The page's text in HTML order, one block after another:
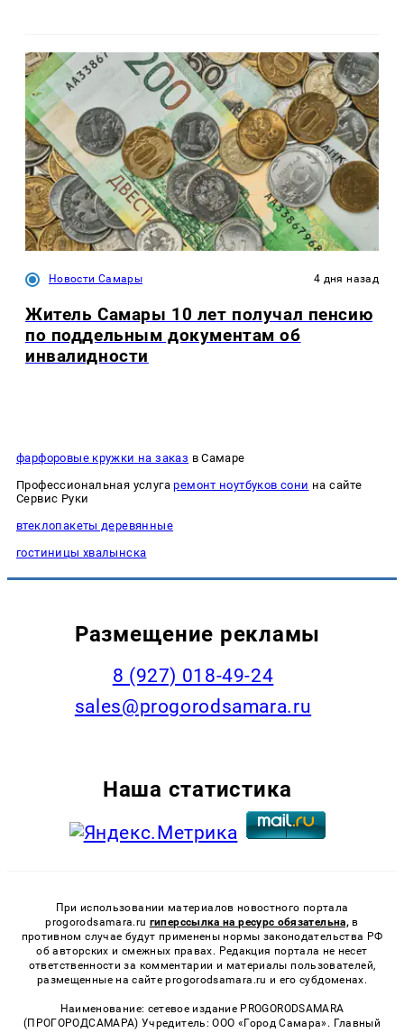
Новости Самары 4 дня назад
Житель Самары 10 лет получал пенсию
по поддельным документам об
инвалидности
фарфоровые кружки на заказ в Самаре
Профессиональная услугаремонт ноутбуков сони на сайте
Сервис Руки
втеклопакеты деревянные
гостиницы хвалынска
Размещение рекламы
8 (927) 018-49-24
sales@progorodsamara.ru
Наша статистика
При использовании материалов новостного портала
progorodsamara.ru гиперссылка на ресурс обязательна, в
противном случае будут применены нормы законодательства РФ
об авторских и смежных правах. Редакция портала не несет
ответственности за комментарии и материалы пользователей,
размещенные на сайте progorodsamara.ru и его субдоменах.
Наименование: сетевое издание PROGORODSAMARA
(ПРОГОРОДСАМАРА) Учредитель: ООО «Город Самара». Главный